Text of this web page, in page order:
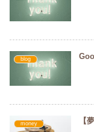
blog
money 【